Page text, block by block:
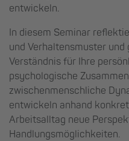
entwickeln.
In diesem Seminar
und Verhaltensmuster und
Verständnis für Ihre
psychologische
zwischenmenschliche
entwickeln anhand
Arbeitsalltag neue
Handlungsmöglichkeiten.